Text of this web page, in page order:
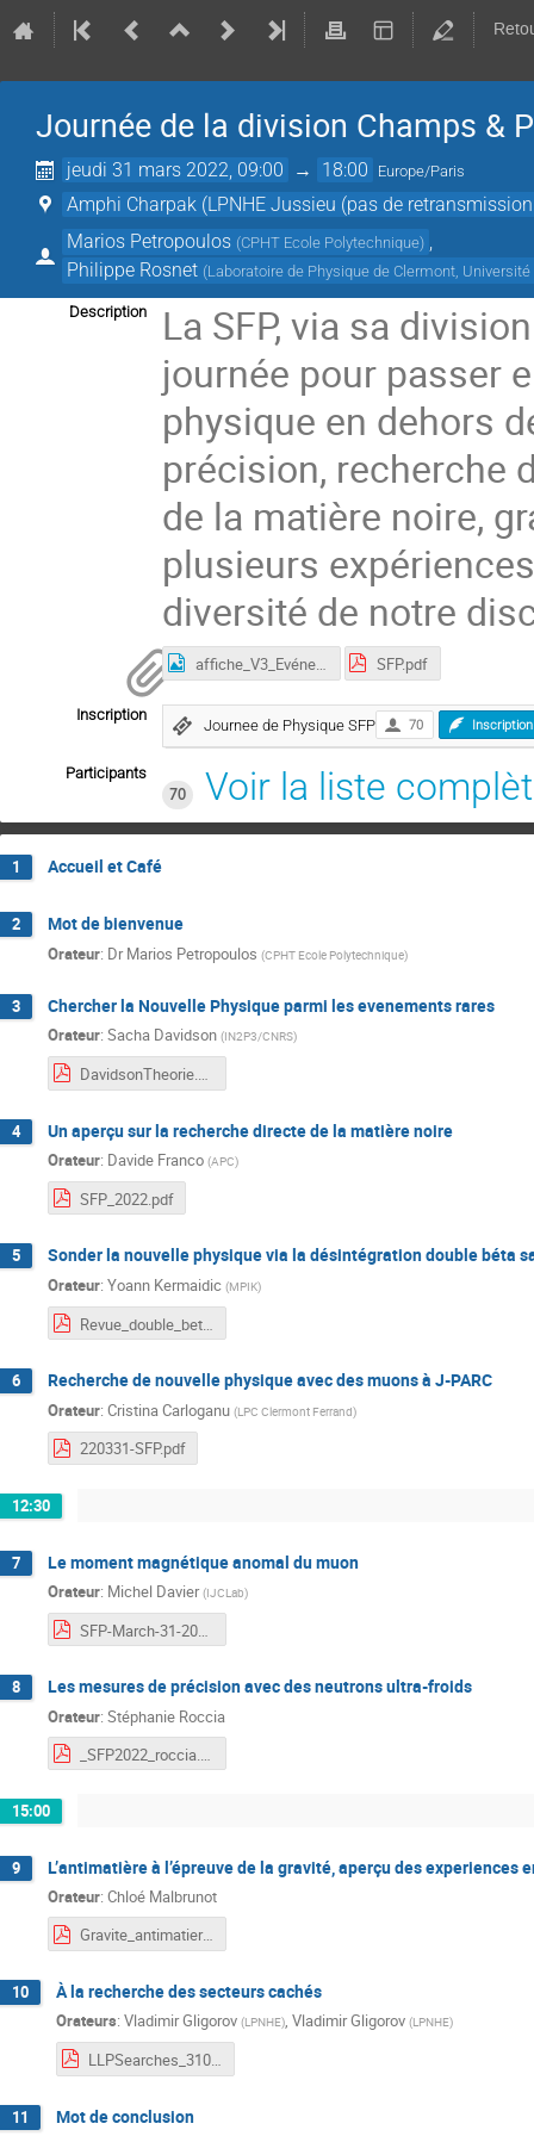
Journée de la division Champs &
jeudi 31 mars 2022, 09:00 → 18:00 Europe/Paris
Amphi Charpak (LPNHE Jussieu (pas de
Marios Petropoulos (CPHT Ecole Polytechnique)
Philippe Rosnet (Laboratoire de Physique de Clermont,
Description
La SFP, via sa
journée pour passer
physique en dehors
précision, recherche
de la matière noire,
plusieurs
diversité de notre
affiche_V3_Evénements_rares_2022.jpg SFP.pdf
Inscription
Journee de Physique SFP 70 Inscription
Participants
70
Voir la liste
1 Accueil et Café
2 Mot de bienvenue
Orateur: Dr Marios Petropoulos (CPHT Ecole Polytechnique)
3 Chercher la Nouvelle Physique parmi les evenements rares
Orateur: Sacha Davidson (IN2P3/CNRS)
DavidsonTheorie.pdf
4 Un aperçu sur la recherche directe de la matière noire
Orateur: Davide Franco (APC)
SFP_2022.pdf
5 Sonder la nouvelle physique via la désintégration double béta
Orateur: Yoann Kermaidic (MPIK)
6 Recherche de nouvelle physique avec des muons à J-PARC
Orateur: Cristina Carloganu (LPC Clermont Ferrand)
220331-SFP.pdf
12:30
7 Le moment magnétique anomal du muon
Orateur: Michel Davier (IJCLab)
SFP-March-31-2022-g-2-MD.pdf
8 Les mesures de précision avec des neutrons ultra-froids
Orateur: Stéphanie Roccia
_SFP2022_roccia.pdf
15:00
9 L’antimatière à l’épreuve de la gravité, aperçu des experiences
Orateur: Chloé Malbrunot
Gravite_antimatiere_Malbrunot_SFP_2022.pdf
10 À la recherche des secteurs cachés
Orateurs: Vladimir Gligorov (LPNHE), Vladimir Gligorov (LPNHE)
LLPSearches_31032022.pdf
11 Mot de conclusion